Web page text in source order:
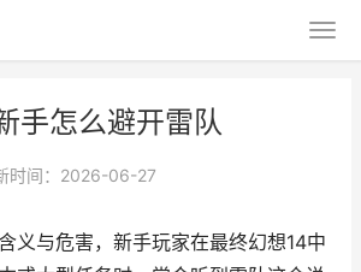
手怎么避开雷队
时间：2026-06-27
义与危害，新手玩家在最终幻想14中